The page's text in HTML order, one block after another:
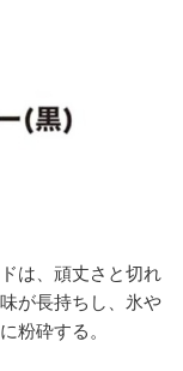
は、頑丈さと切れ
が長持ちし、氷や
粉砕する。